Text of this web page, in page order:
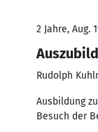
2 Jahre, Aug.
Rudolph
Ausbildung
Besuch der